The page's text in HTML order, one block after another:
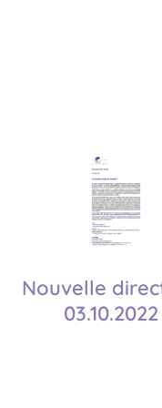
Nouvelle
03.10.2022